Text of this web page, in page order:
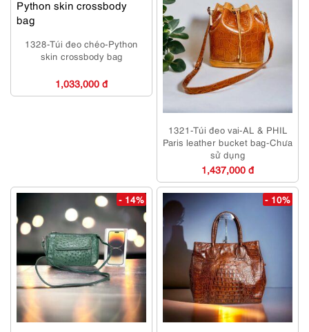
1328-Túi đeo chéo-Python
skin crossbody bag
1,033,000 đ
1321-Túi đeo vai-AL & PHIL
Paris leather bucket bag-Chưa
sử dụng
1,437,000 đ
- 14% - 10%